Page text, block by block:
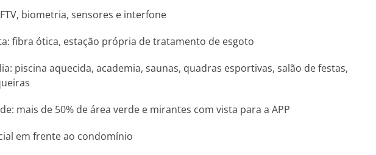
biometria, sensores e interfone
fibra ótica, estação própria de tratamento de esgoto
piscina aquecida, academia, saunas, quadras esportivas, salão de festas,
mais de 50% de área verde e mirantes com vista para a APP
em frente ao condomínio